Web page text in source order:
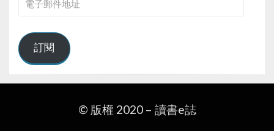
件
地
訂閱
© 版權 2020 – 讀書e誌